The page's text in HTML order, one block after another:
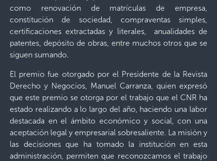
como renovación de matrículas de empresa,
constitución de sociedad, compraventas simples,
certificaciones extractadas y literales, anualidades de
patentes, depósito de obras, entre muchos otros que se
siguen sumando.
El premio fue otorgado por el Presidente de la Revista
Derecho y Negocios, Manuel Carranza, quien expresó
que este premio se otorga por el trabajo que el CNR ha
estado realizando a lo largo del año, haciendo una labor
destacada en el ámbito económico y social, con una
aceptación legal y empresarial sobresaliente. La misión y
las decisiones que ha tomado la institución en esta
administración, permiten que reconozcamos el trabajo